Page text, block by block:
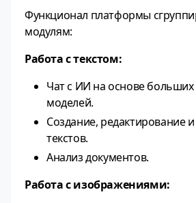
Функционал платформы
модулям:
Работа с текстом:
Чат с ИИ на основе
моделей.
Создание, редактирование
текстов.
Анализ документов.
Работа с изображениями: